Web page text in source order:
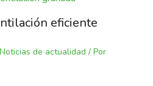
eficiente
Noticias de actualidad / Por